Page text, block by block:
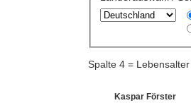
Spalte 4 =
Kaspar Förster